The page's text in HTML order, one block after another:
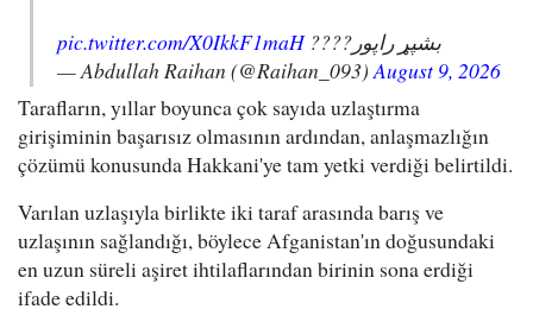
بشپړ راپور????pic.twitter.com/X0IkkF1maH
— Abdullah Raihan (@Raihan_093) August 9, 2026
Tarafların, yıllar boyunca çok sayıda uzlaştırma
girişiminin başarısız olmasının ardından, anlaşmazlığın
çözümü konusunda Hakkani'ye tam yetki verdiği belirtildi.
Varılan uzlaşıyla birlikte iki taraf arasında barış ve
uzlaşının sağlandığı, böylece Afganistan'ın doğusundaki
en uzun süreli aşiret ihtilaflarından birinin sona erdiği
ifade edildi.